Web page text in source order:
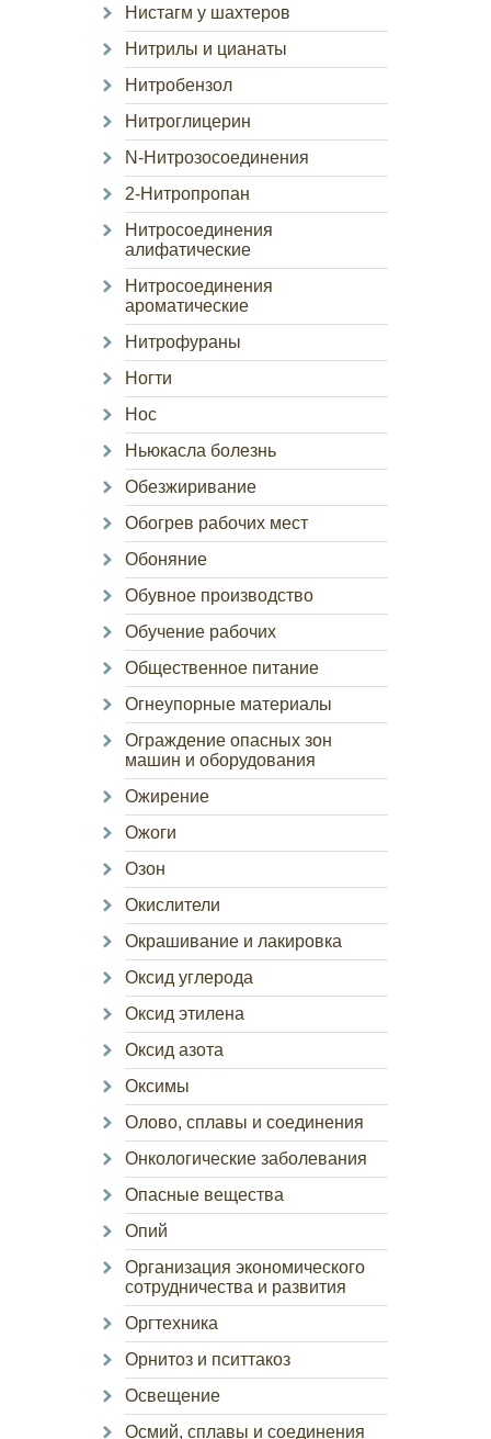
Нистагм у шахтеров
Нитрилы и цианаты
Нитробензол
Нитроглицерин
N-Нитрозосоединения
2-Нитропропан
Нитросоединения
алифатические
Нитросоединения
ароматические
Нитрофураны
Ногти
Нос
Ньюкасла болезнь
Обезжиривание
Обогрев рабочих мест
Обоняние
Обувное производство
Обучение рабочих
Общественное питание
Огнеупорные материалы
Ограждение опасных зон
машин и оборудования
Ожирение
Ожоги
Озон
Окислители
Окрашивание и лакировка
Оксид углерода
Оксид этилена
Оксид азота
Оксимы
Олово, сплавы и соединения
Онкологические заболевания
Опасные вещества
Опий
Организация экономического
сотрудничества и развития
Оргтехника
Орнитоз и пситтакоз
Освещение
Осмий, сплавы и соединения